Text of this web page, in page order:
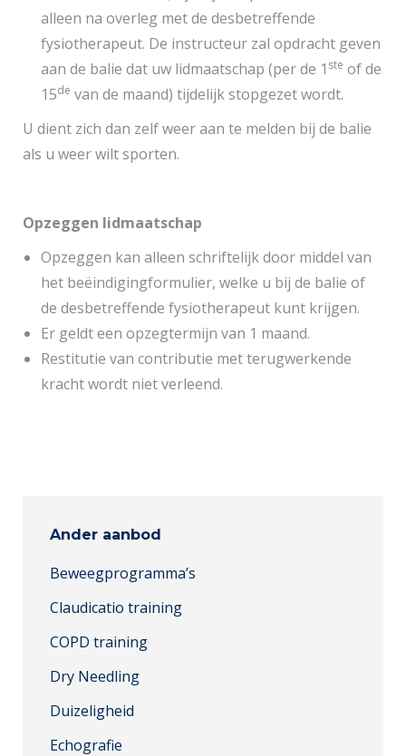
alleen na overleg met de desbetreffende
fysiotherapeut. De instructeur zal opdracht geven
aan de balie dat uw lidmaatschap (per de 1 ste of de
15de van de maand) tijdelijk stopgezet wordt.
U dient zich dan zelf weer aan te melden bij de balie
als u weer wilt sporten.
Opzeggen lidmaatschap
Opzeggen kan alleen schriftelijk door middel van
het beëindigingformulier, welke u bij de balie of
de desbetreffende fysiotherapeut kunt krijgen.
Er geldt een opzegtermijn van 1 maand.
Restitutie van contributie met terugwerkende
kracht wordt niet verleend.
Ander aanbod
Beweegprogramma’s
Claudicatio training
COPD training
Dry Needling
Duizeligheid
Echografie